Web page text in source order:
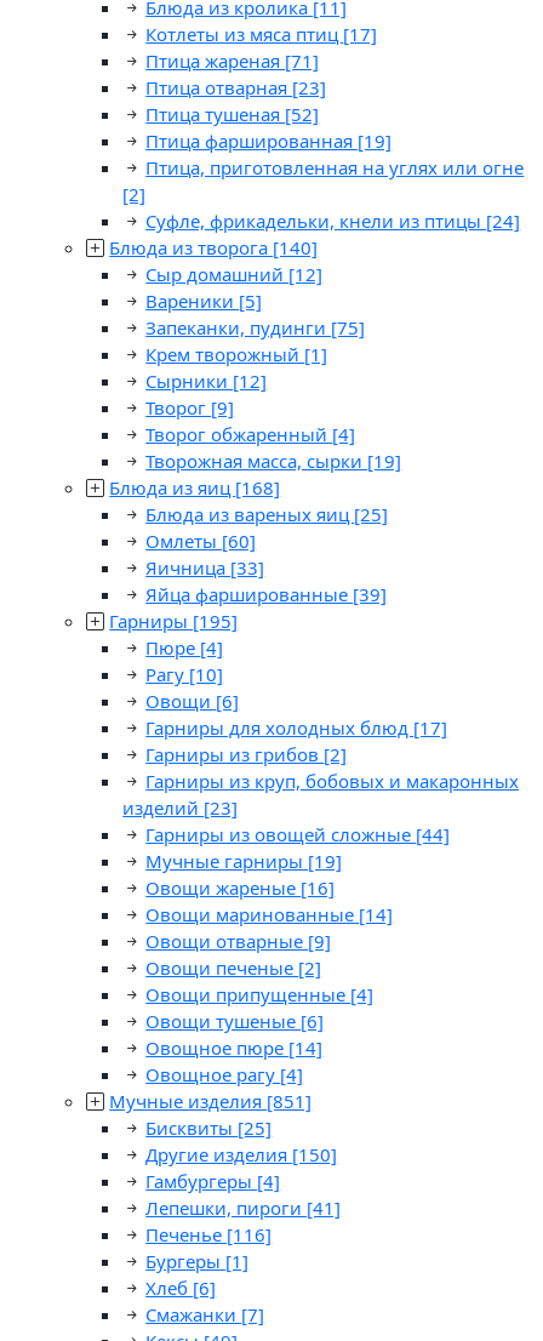
Блюда из кролика [11]
Котлеты из мяса птиц [17]
Птица жареная [71]
Птица отварная [23]
Птица тушеная [52]
Птица фаршированная [19]
Птица, приготовленная на углях или огне
[2]
Суфле, фрикадельки, кнели из птицы [24]
Блюда из творога [140]
Сыр домашний [12]
Вареники [5]
Запеканки, пудинги [75]
Крем творожный [1]
Сырники [12]
Творог [9]
Творог обжаренный [4]
Творожная масса, сырки [19]
Блюда из яиц [168]
Блюда из вареных яиц [25]
Омлеты [60]
Яичница [33]
Яйца фаршированные [39]
Гарниры [195]
Пюре [4]
Рагу [10]
Овощи [6]
Гарниры для холодных блюд [17]
Гарниры из грибов [2]
Гарниры из круп, бобовых и макаронных
изделий [23]
Гарниры из овощей сложные [44]
Мучные гарниры [19]
Овощи жареные [16]
Овощи маринованные [14]
Овощи отварные [9]
Овощи печеные [2]
Овощи припущенные [4]
Овощи тушеные [6]
Овощное пюре [14]
Овощное рагу [4]
Мучные изделия [851]
Бисквиты [25]
Другие изделия [150]
Гамбургеры [4]
Лепешки, пироги [41]
Печенье [116]
Бургеры [1]
Хлеб [6]
Смажанки [7]